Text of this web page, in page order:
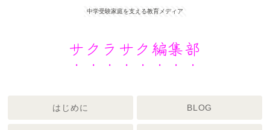
中学受験家庭を支える教育メディア
サクラサク編集部
はじめに BLOG